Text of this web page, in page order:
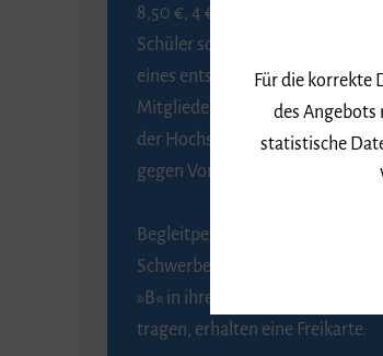
8,50 €, 4 € ermäßigt für
Schüler sowie Studierende gegen
eines entsprechenden
Mitglieder der Gesellschaft zur
der Hochschule für Musik
gegen Vorlage des
Begleitpersonen von Menschen
Schwerbehinderung, die das
»B« in ihrem
tragen, erhalten eine Freikarte.
Für die korrekte
des
statistische